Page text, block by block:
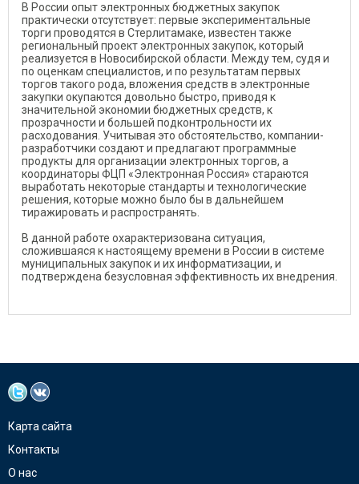
В России опыт электронных бюджетных закупок
практически отсутствует: первые экспериментальные
торги проводятся в Стерлитамаке, известен также
региональный проект электронных закупок, который
реализуется в Новосибирской области. Между тем, судя и
по оценкам специалистов, и по результатам первых
торгов такого рода, вложения средств в электронные
закупки окупаются довольно быстро, приводя к
значительной экономии бюджетных средств, к
прозрачности и большей подконтрольности их
расходования. Учитывая это обстоятельство, компании-
разработчики создают и предлагают программные
продукты для организации электронных торгов, а
координаторы ФЦП «Электронная Россия» стараются
выработать некоторые стандарты и технологические
решения, которые можно было бы в дальнейшем
тиражировать и распространять.
В данной работе охарактеризована ситуация,
сложившаяся к настоящему времени в России в системе
муниципальных закупок и их информатизации, и
подтверждена безусловная эффективность их внедрения.
Карта сайта
Контакты
О нас